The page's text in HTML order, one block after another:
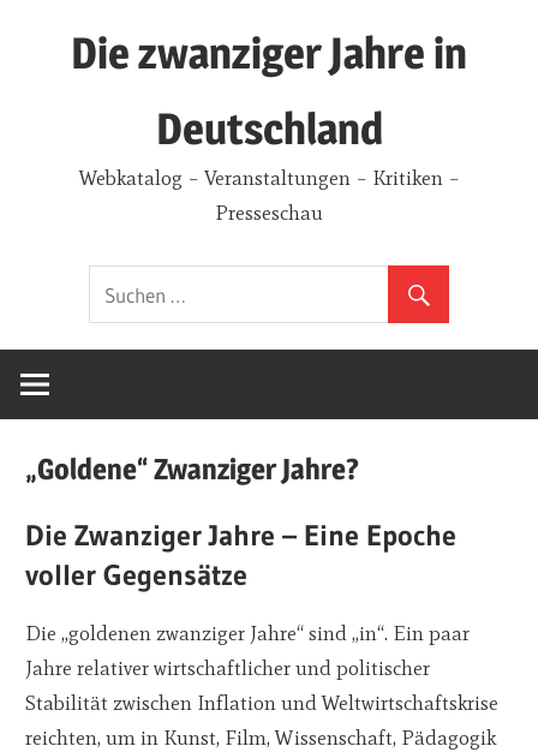
Die zwanziger Jahre in
Deutschland
Webkatalog – Veranstaltungen – Kritiken –
Presseschau
„Goldene“ Zwanziger Jahre?
Die Zwanziger Jahre – Eine Epoche
voller Gegensätze
Die „goldenen zwanziger Jahre“ sind „in“. Ein paar
Jahre relativer wirtschaftlicher und politischer
Stabilität zwischen Inflation und Weltwirtschaftskrise
reichten, um in Kunst, Film, Wissenschaft, Pädagogik